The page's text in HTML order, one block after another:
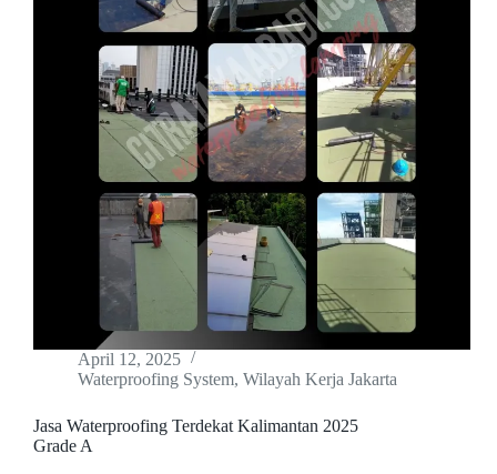
April 12, 2025
Waterproofing System, Wilayah Kerja Jakarta
Jasa Waterproofing Terdekat Kalimantan 2025
Grade A